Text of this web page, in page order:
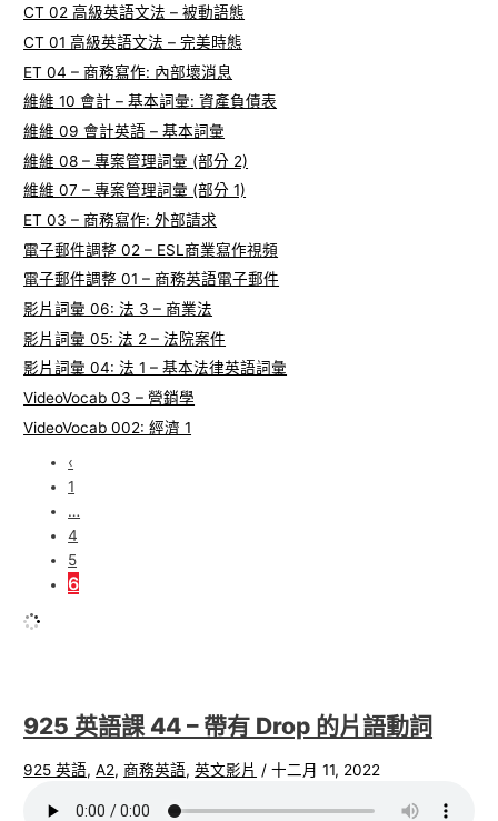
CT 02 高級英語文法 – 被動語態
CT 01 高級英語文法 – 完美時態
ET 04 – 商務寫作: 內部壞消息
維維 10 會計 – 基本詞彙: 資產負債表
維維 09 會計英語 – 基本詞彙
維維 08 – 專案管理詞彙 (部分 2)
維維 07 – 專案管理詞彙 (部分 1)
ET 03 – 商務寫作: 外部請求
電子郵件調整 02 – ESL商業寫作視頻
電子郵件調整 01 – 商務英語電子郵件
影片詞彙 06: 法 3 – 商業法
影片詞彙 05: 法 2 – 法院案件
影片詞彙 04: 法 1 – 基本法律英語詞彙
VideoVocab 03 – 營銷學
VideoVocab 002: 經濟 1
‹
1
…
4
5
6
925 英語課 44 – 帶有 Drop 的片語動詞
925 英語,A2,商務英語,英文影片 /十二月 11, 2022